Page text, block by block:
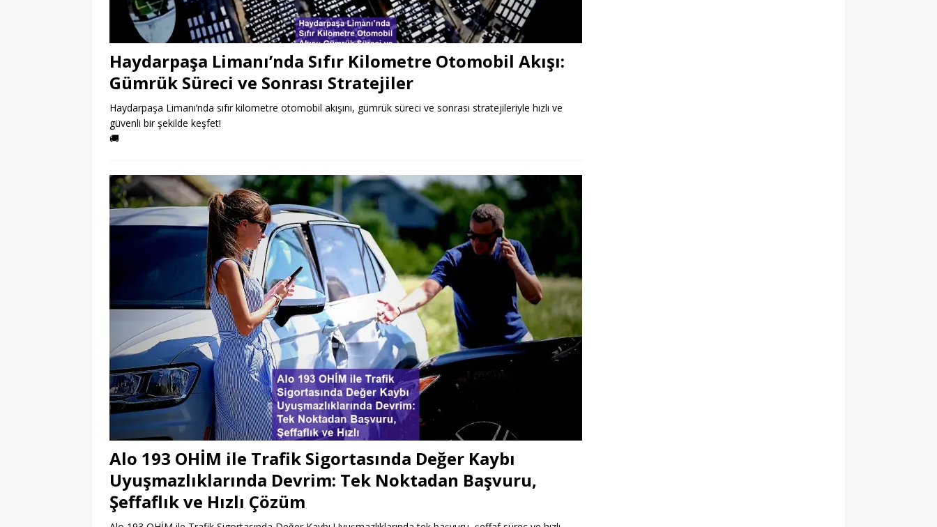
Haydarpaşa Limanı’nda Sıfır Kilometre Otomobil Akışı:
Gümrük Süreci ve Sonrası Stratejiler
Haydarpaşa Limanı’nda sıfır kilometre otomobil akışını, gümrük süreci ve sonrası stratejileriyle hızlı ve
güvenli bir şekilde keşfet!
🚚
Alo 193 OHİM ile Trafik Sigortasında Değer Kaybı
Uyuşmazlıklarında Devrim: Tek Noktadan Başvuru,
Şeffaflık ve Hızlı Çözüm